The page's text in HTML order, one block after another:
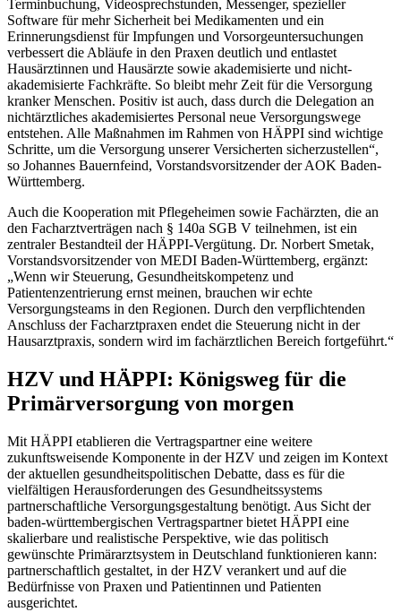
Terminbuchung, Videosprechstunden, Messenger, spezieller
Software für mehr Sicherheit bei Medikamenten und ein
Erinnerungsdienst für Impfungen und Vorsorgeuntersuchungen
verbessert die Abläufe in den Praxen deutlich und entlastet
Hausärztinnen und Hausärzte sowie akademisierte und nicht-
akademisierte Fachkräfte. So bleibt mehr Zeit für die Versorgung
kranker Menschen. Positiv ist auch, dass durch die Delegation an
nichtärztliches akademisiertes Personal neue Versorgungswege
entstehen. Alle Maßnahmen im Rahmen von HÄPPI sind wichtige
Schritte, um die Versorgung unserer Versicherten sicherzustellen“,
so Johannes Bauernfeind, Vorstandsvorsitzender der AOK Baden-
Württemberg.
Auch die Kooperation mit Pflegeheimen sowie Fachärzten, die an
den Facharztverträgen nach § 140a SGB V teilnehmen, ist ein
zentraler Bestandteil der HÄPPI-Vergütung. Dr. Norbert Smetak,
Vorstandsvorsitzender von MEDI Baden-Württemberg, ergänzt:
„Wenn wir Steuerung, Gesundheitskompetenz und
Patientenzentrierung ernst meinen, brauchen wir echte
Versorgungsteams in den Regionen. Durch den verpflichtenden
Anschluss der Facharztpraxen endet die Steuerung nicht in der
Hausarztpraxis, sondern wird im fachärztlichen Bereich fortgeführt.“
HZV und HÄPPI: Königsweg für die
Primärversorgung von morgen
Mit HÄPPI etablieren die Vertragspartner eine weitere
zukunftsweisende Komponente in der HZV und zeigen im Kontext
der aktuellen gesundheitspolitischen Debatte, dass es für die
vielfältigen Herausforderungen des Gesundheitssystems
partnerschaftliche Versorgungsgestaltung benötigt. Aus Sicht der
baden-württembergischen Vertragspartner bietet HÄPPI eine
skalierbare und realistische Perspektive, wie das politisch
gewünschte Primärarztsystem in Deutschland funktionieren kann:
partnerschaftlich gestaltet, in der HZV verankert und auf die
Bedürfnisse von Praxen und Patientinnen und Patienten
ausgerichtet.